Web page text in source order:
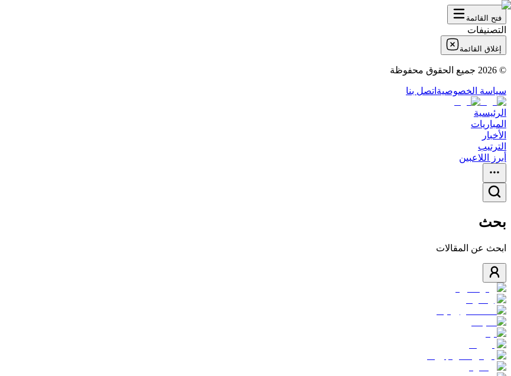
فتح القائمة
التصنيفات
إغلاق القائمة
©
2026 جميع الحقوق محفوظة
سياسة الخصوصية اتصل بنا
الرئيسية
المباريات
الأخبار
الترتيب
أبرز اللاعبين
بحث
ابحث عن المقالات